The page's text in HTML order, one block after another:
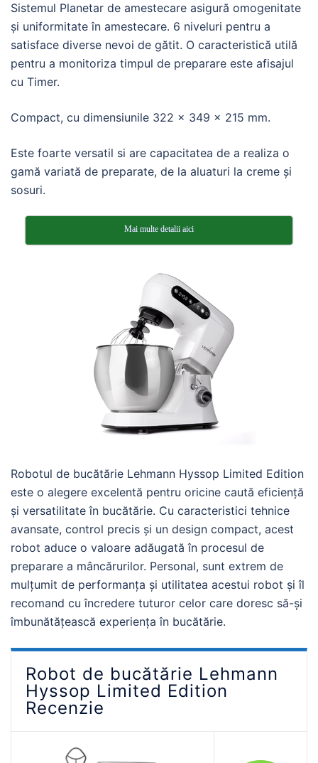
Sistemul Planetar de amestecare asigură omogenitate
și uniformitate în amestecare. 6 niveluri pentru a
satisface diverse nevoi de gătit. O caracteristică utilă
pentru a monitoriza timpul de preparare este afisajul
cu Timer.
Compact, cu dimensiunile 322 x 349 x 215 mm.
Este foarte versatil si are capacitatea de a realiza o
gamă variată de preparate, de la aluaturi la creme și
sosuri.
Mai multe detalii aici
Robotul de bucătărie Lehmann Hyssop Limited Edition
este o alegere excelentă pentru oricine caută eficiență
și versatilitate în bucătărie. Cu caracteristici tehnice
avansate, control precis și un design compact, acest
robot aduce o valoare adăugată în procesul de
preparare a mâncărurilor. Personal, sunt extrem de
mulțumit de performanța și utilitatea acestui robot și îl
recomand cu încredere tuturor celor care doresc să-și
îmbunătățească experiența în bucătărie.
Robot de bucătărie Lehmann
Hyssop Limited Edition
Recenzie